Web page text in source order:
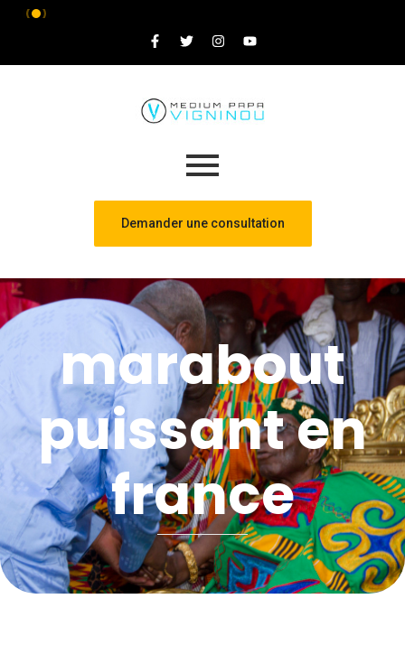
Demander une consultation
marabout
puissant en
france